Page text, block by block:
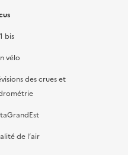
bis
vélo
des crues et
de l’air